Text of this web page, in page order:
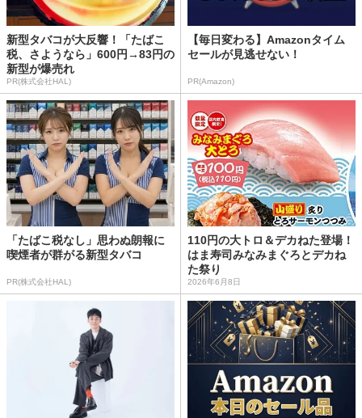
新型タバコが大反響！「たばこ
税、さようなら」600円→83円の
新型が爆売れ
PR(株式会社HAL)
【毎日変わる】Amazonタイム
セールが見逃せない！
PR(Amazon)
「たばこ税なし」思わぬ朗報に
喫煙者が群がる新型タバコ
PR(株式会社HAL)
110円の大トロ＆デカねた登場！
はま寿司みなみまぐろとデカね
た祭り
2026年6月8日